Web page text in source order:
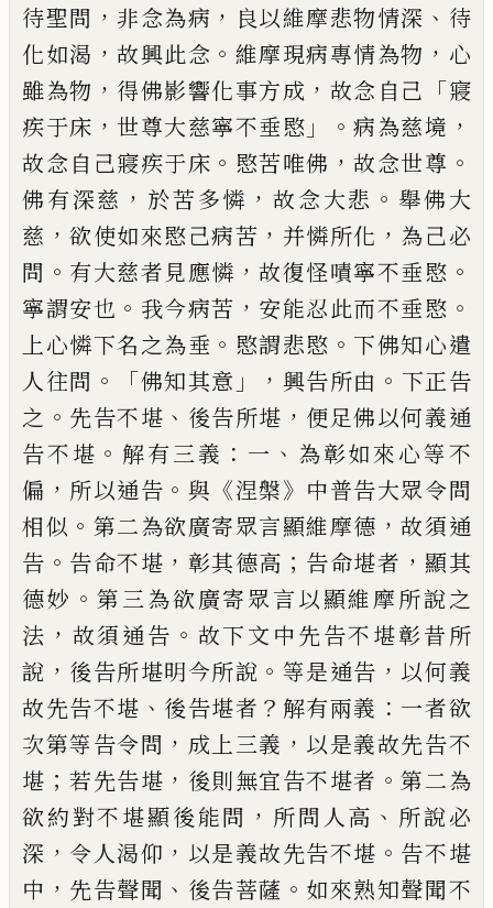
待聖問 ， 非念為病 ， 良以維摩悲物情深 、 待
化如渴 ，故興此念 。 維摩現病專情為物 ， 心
雖為物 ， 得佛影響化事方成 ， 故念自己 「寢
疾于床 ， 世尊大慈寧不垂愍 」。病為慈境 ，
故念自己寢疾于床 。 愍苦唯佛 ，故念世尊 。
佛有深慈 ， 於苦多憐 ， 故念大悲 。 舉佛大
慈 ，欲使如來愍己病苦 ， 并憐所化 ， 為己必
問 。 有大慈者 見應憐 ，故復怪嘖寧不垂愍 。
寧謂安也 。 我今病苦 ， 安能忍此而不垂愍 。
上心憐下名之為垂 。 愍謂悲愍 。 下佛知心遣
人往問 。「佛知其意 」， 興告所由 。 下正告
之 。 先告不堪 、 後告所堪 ， 便足佛以何義通
告不堪 。 解有三義 ： 一 、 為彰如來心等不
偏 ， 所以通告 。 與 《涅槃》 中普告大眾令問
相似 。 第二為欲廣寄眾言顯維摩德 ，故須通
告 。 告命不堪 ， 彰其德高 ； 告命堪者 ， 顯其
德妙 。第三為欲廣寄眾言以顯維摩所說之
法 ， 故須通告 。 故下文中先告不堪彰昔所
說 ， 後告所堪明今所說 。 等是通告 ， 以何義
故先告不堪 、 後告堪者 ？ 解有兩義 ： 一者欲
次第等告令問 ， 成上三義 ， 以是義故先告不
堪 ； 若先告堪 ， 後則無宜告不堪者 。第二為
欲約對不堪顯後能問 ， 所問人高 、 所說必
深 ，令人渴仰 ， 以是義故先告不堪 。 告不堪
中 ， 先告聲聞 、 後告菩薩 。 如來熟知聲聞不